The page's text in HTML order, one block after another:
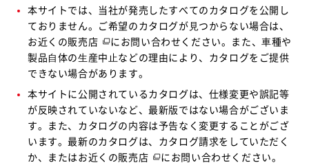
本サイトでは、当社が発売したすべてのカタログを公開し
ておりません。ご希望のカタログが⾒つからない場合は、
お近くの販売店
にお問い合わせください。また、⾞種や
製品⾃体の⽣産中⽌などの理由により、カタログをご提供
できない場合があります。
本サイトに公開されているカタログは、仕様変更や誤記等
が反映されていないなど、最新版ではない場合がございま
す。また、カタログの内容は予告なく変更することがござ
います。最新のカタログは、 カタログ請求をしていただく
か、または お近くの販売店 にお問い合わせください。